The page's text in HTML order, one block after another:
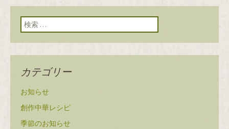
検索:
カテゴリー
お知らせ
創作中華レシピ
季節のお知らせ